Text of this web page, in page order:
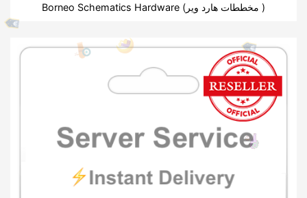
Borneo Schematics Hardware (مخططات هارد وير )